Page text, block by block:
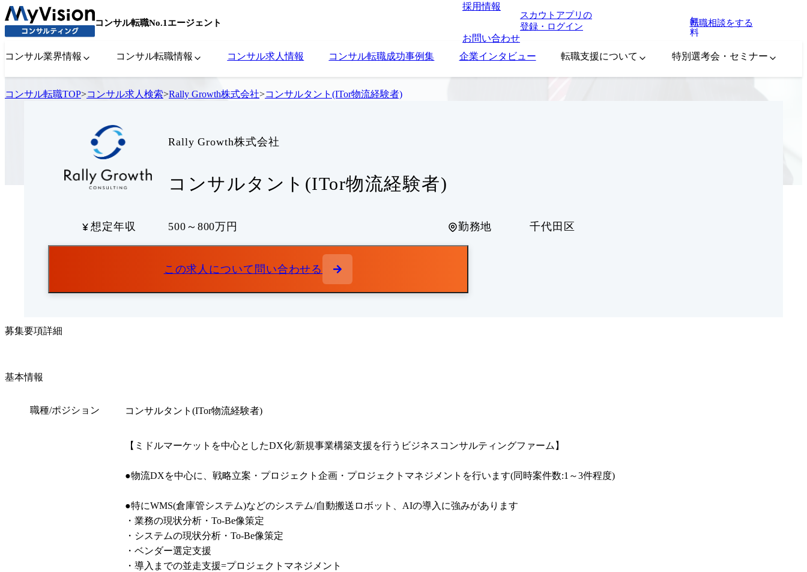
コンサル転職No.1エージェント
採用情報
お問い合わせ
スカウトアプリの
登録・ログイン
無
料
転職相談をする
コンサル業界情報 コンサル転職情報 コンサル求人情報 コンサル転職成功事例集 企業インタビュー 転職支援について 特別選考会・セミナー
コンサル転職TOP>コンサル求人検索>Rally Growth株式会社>コンサルタント(ITor物流経験者)
Rally Growth株式会社
コンサルタント(ITor物流経験者)
想定年収 500～800万円 勤務地 千代田区
この求人について問い合わせる
募集要項詳細
基本情報
職種/ポジション コンサルタント(ITor物流経験者)
【ミドルマーケットを中心としたDX化/新規事業構築支援を行うビジネスコンサルティングファーム】
●物流DXを中心に、戦略立案・プロジェクト企画・プロジェクトマネジメントを行います(同時案件数:1～3件程度)
●特にWMS(倉庫管システム)などのシステム/自動搬送ロボット、AIの導入に強みがあります
・業務の現状分析・To-Be像策定
・システムの現状分析・To-Be像策定
・ベンダー選定支援
・導入までの並走支援=プロジェクトマネジメント